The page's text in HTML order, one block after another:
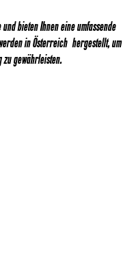
bieten Ihnen eine umfassende
in Österreich hergestellt, um
zu gewährleisten.